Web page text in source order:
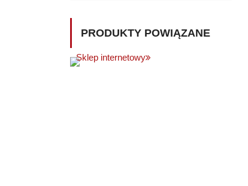
PRODUKTY POWIĄZANE
Sklep internetowy